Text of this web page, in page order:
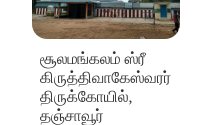
சூலமங்கலம் ஸ்ரீ
கிருத்திவாகேஸ்வரர்
திருக்கோயில்,
தஞ்சாவூர்